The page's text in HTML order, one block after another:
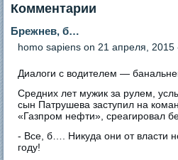
Комментарии
Брежнев, б…
homo sapiens on 21 апреля, 2015
Диалоги с водителем —
Средних лет мужик за рулем,
сын Патрушева заступил на
«Газпром нефти», среагировал
- Все, б…. Никуда они от власти
году!